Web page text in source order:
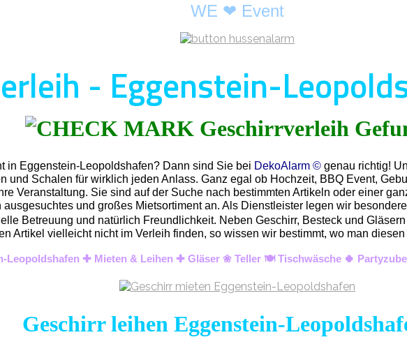
WE ❤ Event
- Eggenstein-
in Eggenstein-Leopoldshafen? Dann sind Sie bei DekoAlarm © genau richtig!
und Schalen für wirklich jeden Anlass. Ganz egal ob Hochzeit, BBQ Event,
Veranstaltung. Sie sind auf der Suche nach bestimmten Artikeln oder einer
ausgesuchtes und großes Mietsortiment an. Als Dienstleister legen wir
Betreuung und natürlich Freundlichkeit. Neben Geschirr, Besteck und
Artikel vielleicht nicht im Verleih finden, so wissen wir bestimmt, wo man
Leopoldshafen ✚ Mieten & Leihen ✚ Gläser ❀ Teller 🍽️ Tischwäsche 🍀
Geschirr leihen Eggenstein-